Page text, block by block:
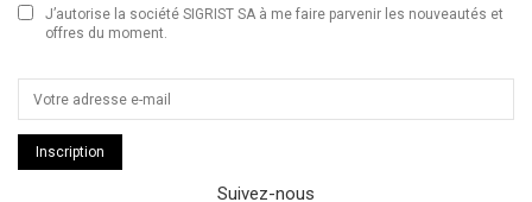
J’autorise la société SIGRIST SA à me faire parvenir les nouveautés et
offres du moment.
Inscription
Suivez-nous